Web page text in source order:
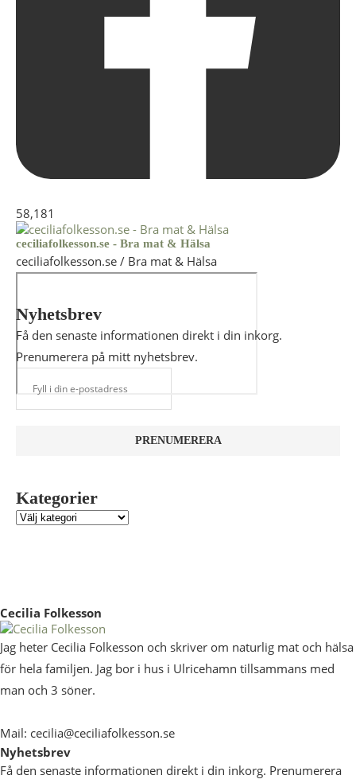
58,181
ceciliafolkesson.se - Bra mat & Hälsa
ceciliafolkesson.se / Bra mat & Hälsa
Nyhetsbrev
Få den senaste informationen direkt i din inkorg.
Prenumerera på mitt nyhetsbrev.
Kategorier
Cecilia Folkesson
Jag heter Cecilia Folkesson och skriver om naturlig mat och hälsa
för hela familjen. Jag bor i hus i Ulricehamn tillsammans med
man och 3 söner.
Mail: cecilia@ceciliafolkesson.se
Nyhetsbrev
Få den senaste informationen direkt i din inkorg. Prenumerera